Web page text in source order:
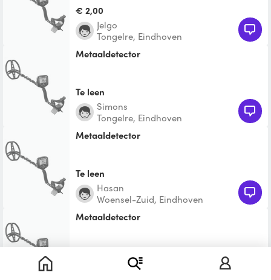
€ 2,00
Jelgo
Tongelre, Eindhoven
metaaldetector
Te leen
Simons
Tongelre, Eindhoven
metaaldetector
Te leen
Hasan
Woensel-Zuid, Eindhoven
metaaldetector